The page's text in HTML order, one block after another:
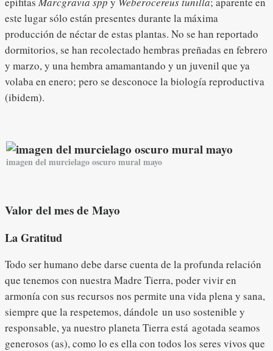
este lugar sólo están presentes durante la máxima
producción de néctar de estas plantas. No se han reportado
dormitorios, se han recolectado hembras preñadas en febrero
y marzo, y una hembra amamantando y un juvenil que ya
volaba en enero; pero se desconoce la biología reproductiva
(ibidem).
imagen del murcielago oscuro mural mayo
Valor del mes de Mayo
La Gratitud
Todo ser humano debe darse cuenta de la profunda relación
que tenemos con nuestra Madre Tierra, poder vivir en
armonía con sus recursos nos permite una vida plena y sana,
siempre que la respetemos, dándole un uso sostenible y
responsable, ya nuestro planeta Tierra está agotada seamos
generosos (as), como lo es ella con todos los seres vivos que